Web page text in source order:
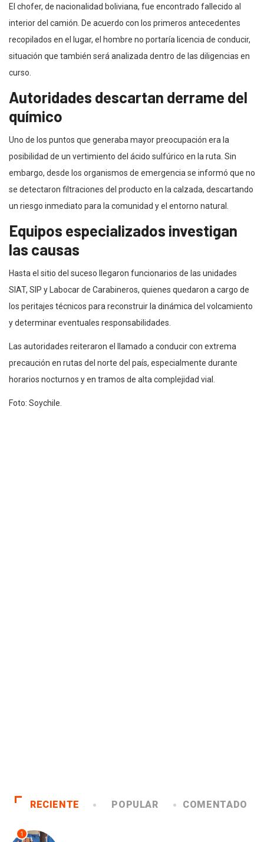
El chofer, de nacionalidad boliviana, fue encontrado fallecido al
interior del camión. De acuerdo con los primeros antecedentes
recopilados en el lugar, el hombre no portaría licencia de conducir,
situación que también será analizada dentro de las diligencias en
curso.
Autoridades descartan derrame del
químico
Uno de los puntos que generaba mayor preocupación era la
posibilidad de un vertimiento del ácido sulfúrico en la ruta. Sin
embargo, desde los organismos de emergencia se informó que no
se detectaron filtraciones del producto en la calzada, descartando
un riesgo inmediato para la comunidad y el entorno natural.
Equipos especializados investigan
las causas
Hasta el sitio del suceso llegaron funcionarios de las unidades
SIAT, SIP y Labocar de Carabineros, quienes quedaron a cargo de
los peritajes técnicos para reconstruir la dinámica del volcamiento
y determinar eventuales responsabilidades.
Las autoridades reiteraron el llamado a conducir con extrema
precaución en rutas del norte del país, especialmente durante
horarios nocturnos y en tramos de alta complejidad vial.
Foto: Soychile.
RECIENTE POPULAR COMENTADO
1